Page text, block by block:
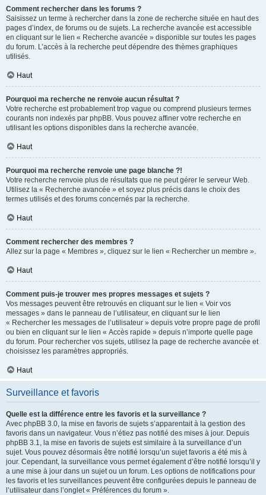
Comment rechercher dans les forums ?
Saisissez un terme à rechercher dans la zone de recherche située en haut des
pages d’index, de forums ou de sujets. La recherche avancée est accessible
en cliquant sur le lien « Recherche avancée » disponible sur toutes les pages
du forum. L’accès à la recherche peut dépendre des thèmes graphiques
utilisés.
Haut
Pourquoi ma recherche ne renvoie aucun résultat ?
Votre recherche est probablement trop vague ou comprend plusieurs termes
courants non indexés par phpBB. Vous pouvez affiner votre recherche en
utilisant les options disponibles dans la recherche avancée.
Haut
Pourquoi ma recherche renvoie une page blanche ?!
Votre recherche renvoie plus de résultats que ne peut gérer le serveur Web.
Utilisez la « Recherche avancée » et soyez plus précis dans le choix des
termes utilisés et des forums concernés par la recherche.
Haut
Comment rechercher des membres ?
Allez sur la page « Membres », cliquez sur le lien « Rechercher un membre ».
Haut
Comment puis-je trouver mes propres messages et sujets ?
Vos messages peuvent être retrouvés en cliquant sur le lien « Voir vos
messages » dans le panneau de l’utilisateur, en cliquant sur le lien
« Rechercher les messages de l’utilisateur » depuis votre propre page de profil
ou bien en cliquant sur le lien « Accès rapide » depuis n’importe quelle page
du forum. Pour rechercher vos sujets, utilisez la page de recherche avancée et
choisissez les paramètres appropriés.
Haut
Surveillance et favoris
Quelle est la différence entre les favoris et la surveillance ?
Avec phpBB 3.0, la mise en favoris de sujets s’apparentait à la gestion des
favoris dans un navigateur. Vous n’étiez pas notifié des mises à jour. Depuis
phpBB 3.1, la mise en favoris de sujets est similaire à la surveillance d’un
sujet. Vous pouvez désormais être notifié lorsqu’un sujet favoris a été mis à
jour. Cependant, la surveillance vous permet également d’être notifié lorsqu’il y
a une mise à jour dans un sujet ou un forum. Les options de notifications pour
les favoris et les surveillances peuvent être configurées depuis le panneau de
l’utilisateur dans l’onglet « Préférences du forum ».